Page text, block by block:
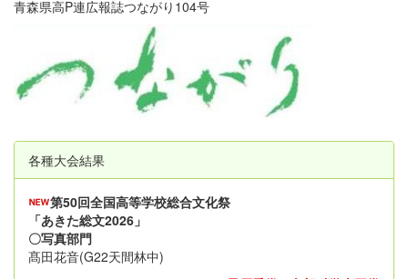
青森県高P連広報誌つながり104号
各種大会結果
第50回全国高等学校総合文化祭
「あきた総文2026」
〇写真部門
髙田花音(G22天間林中)